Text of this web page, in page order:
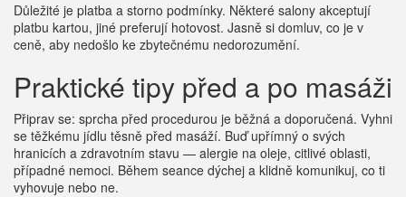
Důležité je platba a storno podmínky. Některé salony akceptují
platbu kartou, jiné preferují hotovost. Jasně si domluv, co je v
ceně, aby nedošlo ke zbytečnému nedorozumění.
Praktické tipy před a po masáži
Připrav se: sprcha před procedurou je běžná a doporučená. Vyhni
se těžkému jídlu těsně před masáží. Buď upřímný o svých
hranicích a zdravotním stavu — alergie na oleje, citlivé oblasti,
případné nemoci. Během seance dýchej a klidně komunikuj, co ti
vyhovuje nebo ne.